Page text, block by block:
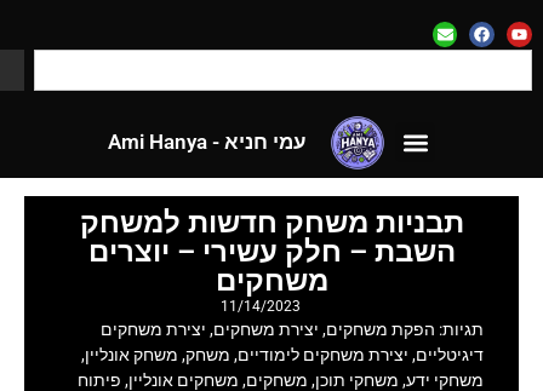
עמי חניא - Ami Hanya
תבניות משחק חדשות למשחק
השבת – חלק עשירי – יוצרים
משחקים
11/14/2023
תגיות:הפקת משחקים,יצירת משחקים,יצירת משחקים
דיגיטליים,יצירת משחקים לימודיים,משחק,משחק אונליין,
משחקי ידע,משחקי תוכן,משחקים,משחקים אונליין,פיתוח